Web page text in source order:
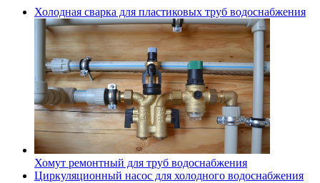
Холодная сварка для пластиковых труб водоснабжения
Хомут ремонтный для труб водоснабжения
Циркуляционный насос для холодного водоснабжения